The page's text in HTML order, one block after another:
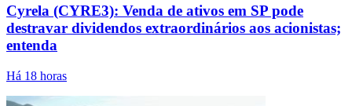
Cyrela (CYRE3): Venda de ativos em SP pode
destravar dividendos extraordinários aos acionistas;
entenda
Há 18 horas